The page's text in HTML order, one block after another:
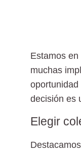
Estamos
muchas
decisión es
Elegir